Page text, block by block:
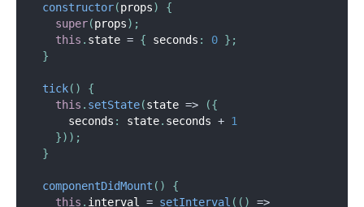
constructor(props)
{
super(props) ;
this . state = { seconds : 0 } ;
}
tick( )
{
this . setState(state => ({
      seconds
: state. seconds + 1
}) ) ;
}
componentDidMount ( )
{
this . interval = setInterval ( ( ) =>